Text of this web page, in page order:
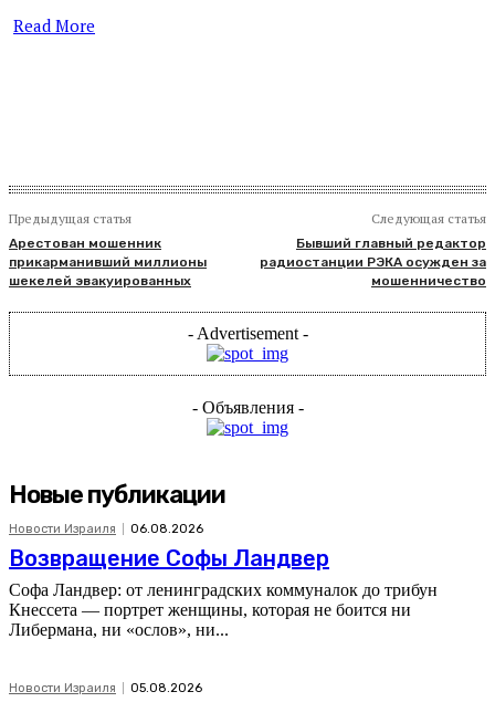
Read More
Предыдущая статья
Арестован мошенник
прикарманивший миллионы
шекелей эвакуированных
Следующая статья
Бывший главный редактор
радиостанции РЭКА осужден за
мошенничество
- Advertisement -
- Объявления -
Новые публикации
Новости Израиля 06.08.2026
Возвращение Софы Ландвер
Софа Ландвер: от ленинградских коммуналок до трибун
Кнессета — портрет женщины, которая не боится ни
Либермана, ни «ослов», ни...
Новости Израиля 05.08.2026